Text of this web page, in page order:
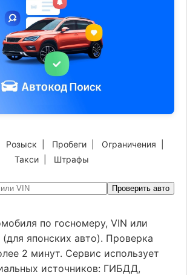
Розыск Пробеги Ограничения
Такси| Штрафы
Проверить авто
по госномеру, VIN или
японских авто). Проверка
2 минут. Сервис использует
источников: ГИБДД,